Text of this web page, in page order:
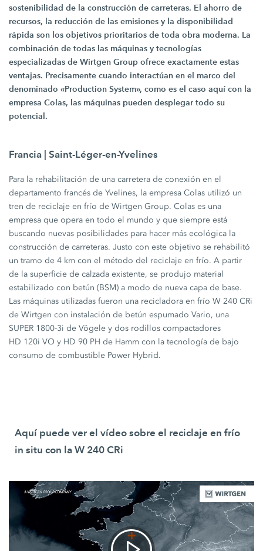
sostenibilidad de la construcción de carreteras. El ahorro de
recursos, la reducción de las emisiones y la disponibilidad
rápida son los objetivos prioritarios de toda obra moderna. La
combinación de todas las máquinas y tecnologías
especializadas de Wirtgen Group ofrece exactamente estas
ventajas. Precisamente cuando interactúan en el marco del
denominado «Production System», como es el caso aquí con la
empresa Colas, las máquinas pueden desplegar todo su
potencial.
Francia | Saint-Léger-en-Yvelines
Para la rehabilitación de una carretera de conexión en el
departamento francés de Yvelines, la empresa Colas utilizó un
tren de reciclaje en frío deWirtgen Group. Colas es una
empresa que opera en todo el mundo y que siempre está
buscando nuevas posibilidades para hacer más ecológica la
construcción de carreteras. Justo con este objetivo se rehabilitó
un tramo de4 km con el método del reciclaje en frío. A partir
de la superficie de calzada existente, se produjo material
estabilizado con betún (BSM) a modo de nueva capa de base.
Las máquinas utilizadas fueron una recicladora en fríoW 240 CRi
de Wirtgen con instalación de betún espumado Vario, una
SUPER 1800-3i de Vögele y dos rodillos compactadores
HD 120i VO y HD 90 PH de Hamm con la tecnología de bajo
consumo de combustible Power Hybrid.
Aquí puede ver el vídeo sobre el reciclaje en frío
in situ con laW 240 CRi